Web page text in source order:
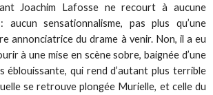
Joachim Lafosse ne recourt à aucune
sensationnalisme, pas plus qu’une
annonciatrice du drame à venir. Non, il a eu
à une mise en scène sobre, baignée d’une
éblouissante, qui rend d’autant plus terrible
se retrouve plongée Murielle, et celle du